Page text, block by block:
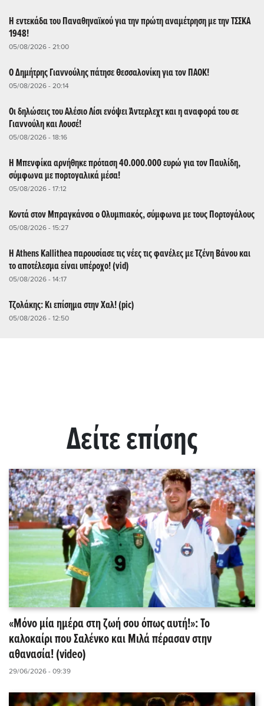
Η εντεκάδα του Παναθηναϊκού για την πρώτη αναμέτρηση με την ΤΣΣΚΑ
1948!
05/08/2026 - 21:00
Ο Δημήτρης Γιαννούλης πάτησε Θεσσαλονίκη για τον ΠΑΟΚ!
05/08/2026 - 20:14
Οι δηλώσεις του Αλέσιο Λίσι ενόψει Άντερλεχτ και η αναφορά του σε
Γιαννούλη και Λουσέ!
05/08/2026 - 18:16
Η Μπενφίκα αρνήθηκε πρόταση 40.000.000 ευρώ για τον Παυλίδη,
σύμφωνα με πορτογαλικά μέσα!
05/08/2026 - 17:12
Κοντά στον Μπραγκάνσα ο Ολυμπιακός, σύμφωνα με τους Πορτογάλους
05/08/2026 - 15:27
Η Athens Kallithea παρουσίασε τις νέες τις φανέλες με Τζένη Βάνου και
το αποτέλεσμα είναι υπέροχο! (vid)
05/08/2026 - 14:17
Τζολάκης: Κι επίσημα στην Χαλ! (pic)
05/08/2026 - 12:50
Δείτε επίσης
«Μόνο μία ημέρα στη ζωή σου όπως αυτή!»: Το
καλοκαίρι που Σαλένκο και Μιλά πέρασαν στην
αθανασία! (video)
29/06/2026 - 09:39